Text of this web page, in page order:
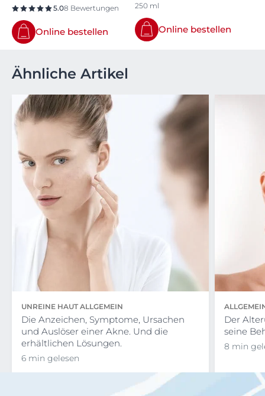
5.08 Bewertungen
Online bestellen
250 ml
Online bestellen
Ähnliche Artikel
UNREINE HAUT ALLGEMEIN
Die Anzeichen, Symptome, Ursachen
und Auslöser einer Akne. Und die
erhältlichen Lösungen.
6 min gelesen
Der
seine
8 min